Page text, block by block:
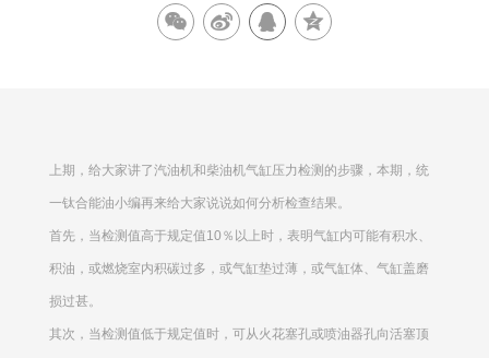
上期，给大家讲了汽油机和柴油机气缸压力检测的步骤，本期，统
一钛合能油小编再来给大家说说如何分析检查结果。
首先，当检测值高于规定值10％以上时，表明气缸内可能有积水、
积油，或燃烧室内积碳过多，或气缸垫过薄，或气缸体、气缸盖磨
损过甚。
其次，当检测值低于规定值时，可从火花塞孔或喷油器孔向活塞顶